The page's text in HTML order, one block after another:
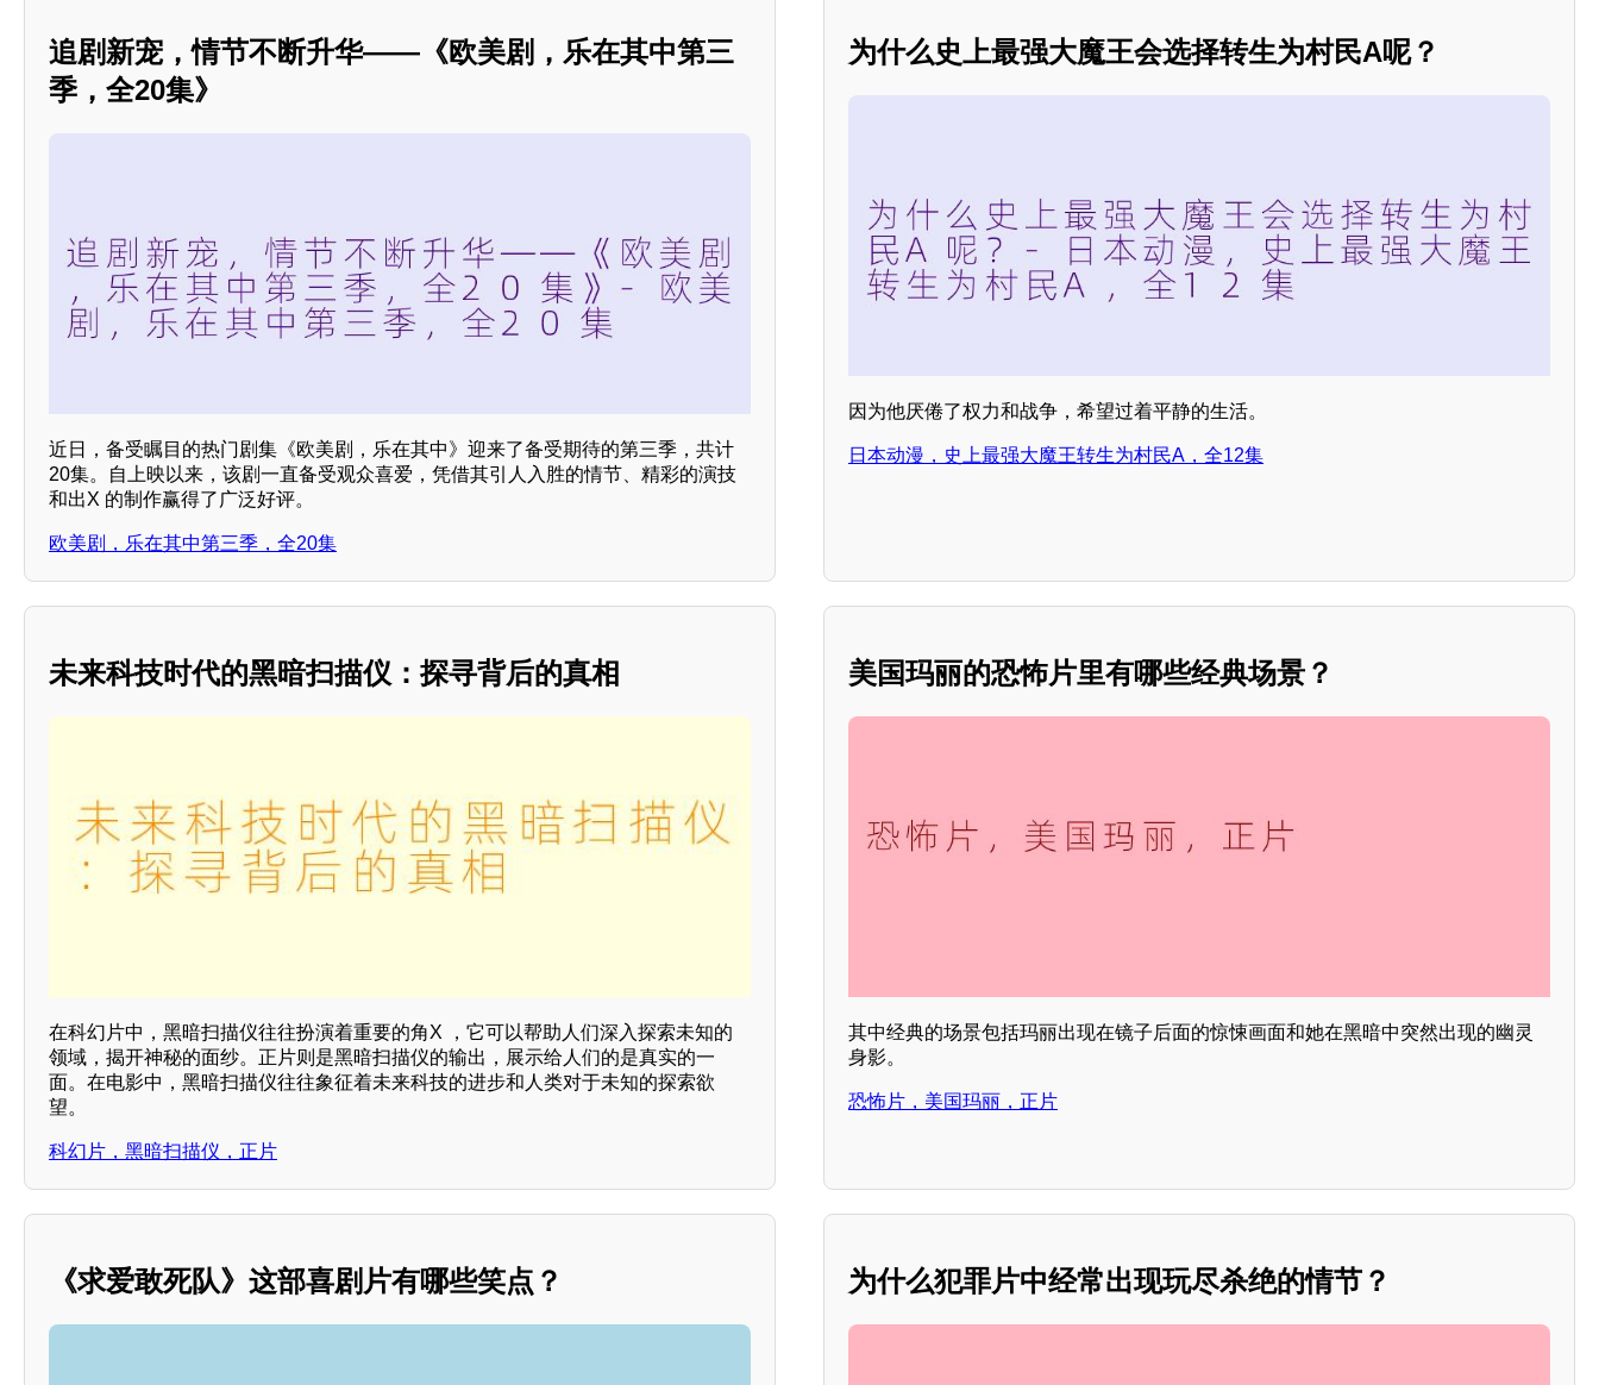
追剧新宠，情节不断升华——《欧美剧，乐在其中第三
季，全20集》
近日，备受瞩目的热门剧集《欧美剧，乐在其中》迎来了备受期待的第三季，共计
20集。自上映以来，该剧一直备受观众喜爱，凭借其引人入胜的情节、精彩的演技
和出X 的制作赢得了广泛好评。
欧美剧，乐在其中第三季，全20集
为什么史上最强大魔王会选择转生为村民A呢？
因为他厌倦了权力和战争，希望过着平静的生活。
日本动漫，史上最强大魔王转生为村民A，全12集
未来科技时代的黑暗扫描仪：探寻背后的真相
在科幻片中，黑暗扫描仪往往扮演着重要的角X ，它可以帮助人们深入探索未知的
领域，揭开神秘的面纱。正片则是黑暗扫描仪的输出，展示给人们的是真实的一
面。在电影中，黑暗扫描仪往往象征着未来科技的进步和人类对于未知的探索欲
望。
科幻片，黑暗扫描仪，正片
美国玛丽的恐怖片里有哪些经典场景？
其中经典的场景包括玛丽出现在镜子后面的惊悚画面和她在黑暗中突然出现的幽灵
身影。
恐怖片，美国玛丽，正片
《求爱敢死队》这部喜剧片有哪些笑点？ 为什么犯罪片中经常出现玩尽杀绝的情节？